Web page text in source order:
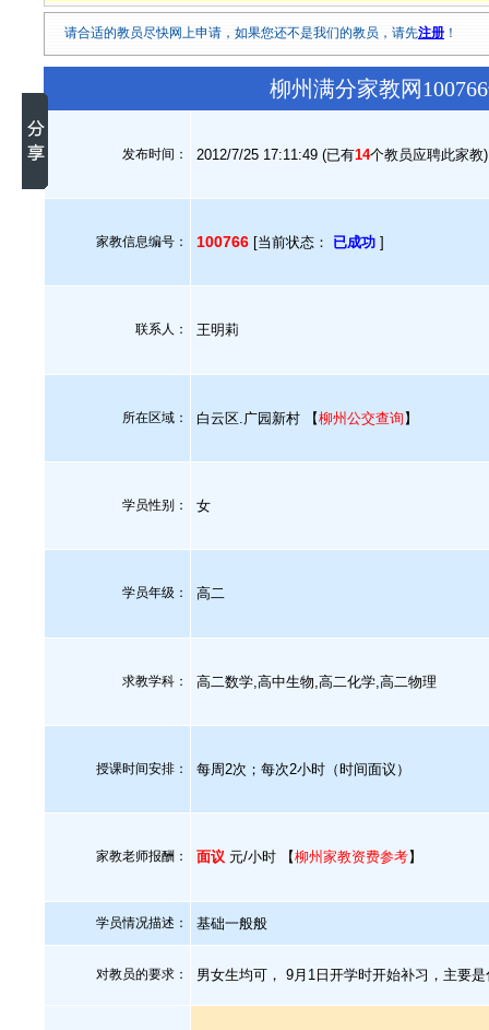
请合适的教员尽快网上申请，如果您还不是我们的教员，请先注册 ！
柳州满分家教网
发布时间： 2012/7/25 17:11:49 (已有14个教员应聘此家教)
家教信息编号： 100766 [当前状态： 已成功 ]
联系人： 王明莉
所在区域： 白云区.广园新村 【柳州公交查询 】
学员性别： 女
学员年级： 高二
求教学科： 高二数学,高中生物,高二化学,高二物理
授课时间安排： 每周2次；每次2小时（时间面议）
家教老师报酬： 面议 元/小时 【柳州家教资费参考】
学员情况描述： 基础一般般
对教员的要求： 男女生均可， 9月1日开学时开始补习，主要